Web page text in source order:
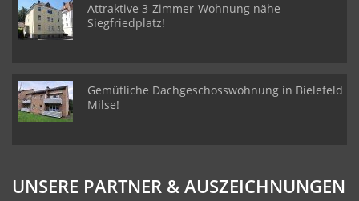
Attraktive 3-Zimmer-Wohnung nähe
Siegfriedplatz!
Gemütliche Dachgeschosswohnung in Bielefeld
Milse!
UNSERE PARTNER & AUSZEICHNUNGEN